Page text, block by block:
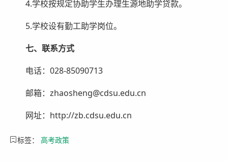
4.学校按规定协助学生办理生源地助学贷款。
5.学校设有勤工助学岗位。
七、 联系方式
电话：028-85090713
邮箱：zhaosheng@cdsu.edu.cn
网址：http://zb.cdsu.edu.cn
标签： 高考政策